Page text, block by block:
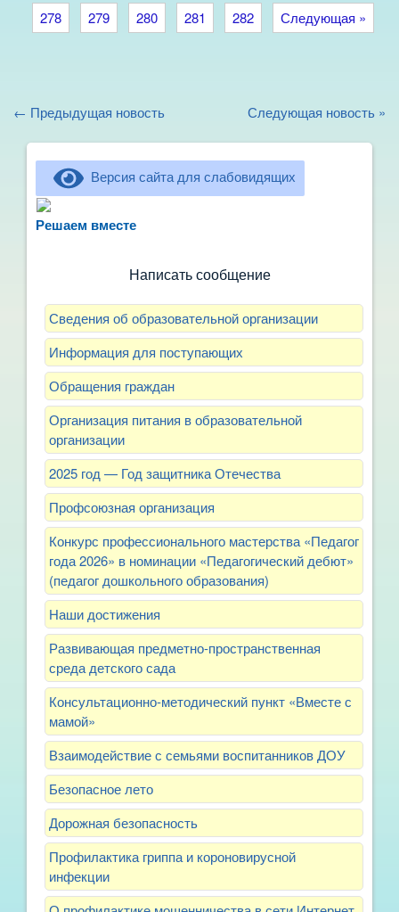
278 279 280 281 282 Следующая »
← Предыдущая новость Следующая новость »
Версия сайта для слабовидящих
Решаем вместерассказать о воспитателях? Знаете, как
Написать сообщение
Сведения об образовательной организации
Информация для поступающих
Обращения граждан
Организация питания в образовательной
организации
2025 год — Год защитника Отечества
Профсоюзная организация
Конкурс профессионального мастерства «Педагог
года 2026» в номинации «Педагогический дебют»
(педагог дошкольного образования)
Наши достижения
Развивающая предметно-пространственная
среда детского сада
Консультационно-методический пункт «Вместе с
мамой»
Взаимодействие с семьями воспитанников ДОУ
Безопасное лето
Дорожная безопасность
Профилактика гриппа и короновирусной
инфекции